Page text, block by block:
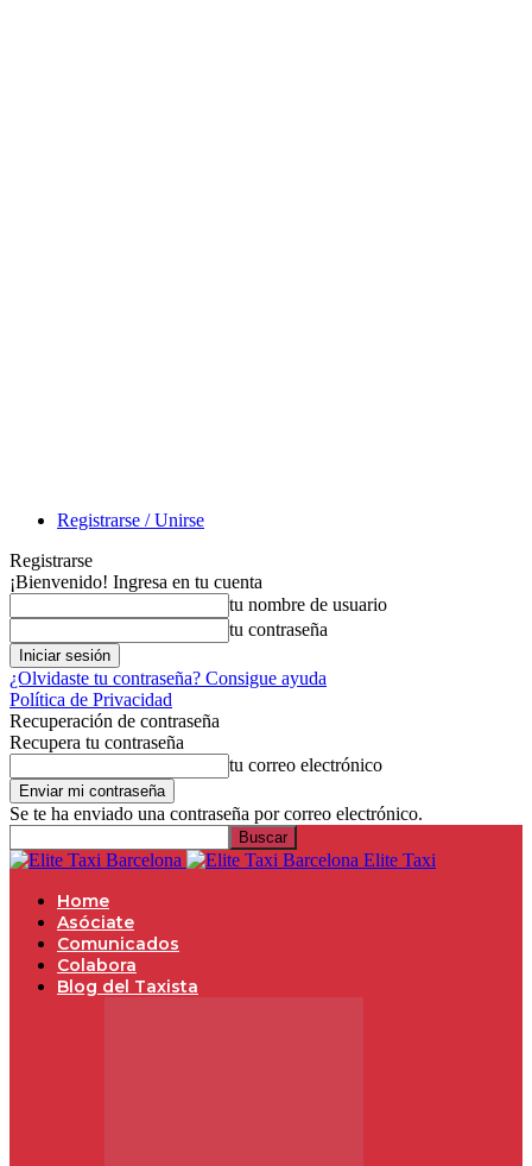
Registrarse / Unirse
Registrarse
¡Bienvenido! Ingresa en tu cuenta
tu nombre de usuario
tu contraseña
¿Olvidaste tu contraseña? Consigue ayuda
Política de Privacidad
Recuperación de contraseña
Recupera tu contraseña
tu correo electrónico
Se te ha enviado una contraseña por correo electrónico.
Elite Taxi
Home
Asóciate
Comunicados
Colabora
Blog del Taxista